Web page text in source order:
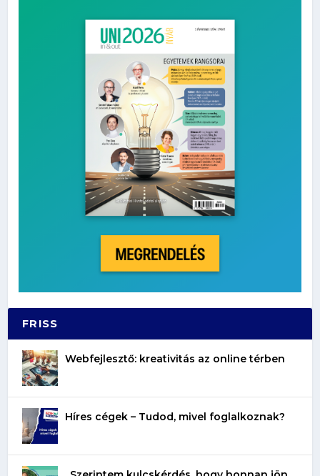
FRISS
Webfejlesztő: kreativitás az online térben
Híres cégek – Tudod, mivel foglalkoznak?